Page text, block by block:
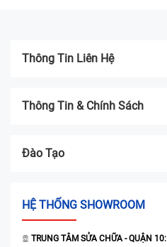
Thông Tin Liên Hệ
Thông Tin & Chính Sách
Đào Tạo
HỆ THỐNG SHOWROOM
TRUNG TÂM SỬA CHỮA - QUẬN 10: